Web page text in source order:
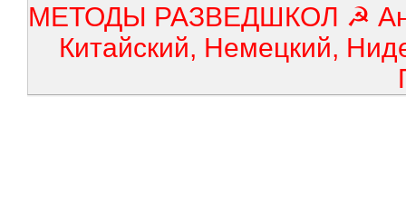
МЕТОДЫ РАЗВЕДШКОЛ ☭
Китайский, Немецкий,